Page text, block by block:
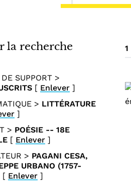
la recherche
SUPPORT >
[ Enlever ]
> LITTÉRATURE
]
> POÉSIE -- 18E
[ Enlever ]
> PAGANI CESA,
URBANO (1757-
[ Enlever ]
1